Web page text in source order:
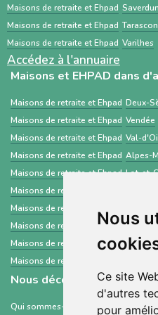
Nous
Ce site
d'autres
pour
Maisons de retraite et Ehpad Saverdun
Maisons de retraite et Ehpad
Maisons de retraite et Ehpad Varilhes
Accédez à l'annuaire
Maisons et EHPAD dans
Maisons de retraite et Ehpad Deux-
Maisons de retraite et Ehpad Vendée
Maisons de retraite et Ehpad Val-
Maisons de retraite et Ehpad Alpes-
Maisons de retraite et Ehpad Lot-et-
Maisons de retraite et Ehpad
Maisons de retraite et Ehpad
Maisons de retraite et Ehpad Gironde
Maisons de retraite et Ehpad Puy-de-
Maisons de retraite et Ehpad
Nous découvrir
Qui sommes-nous ?